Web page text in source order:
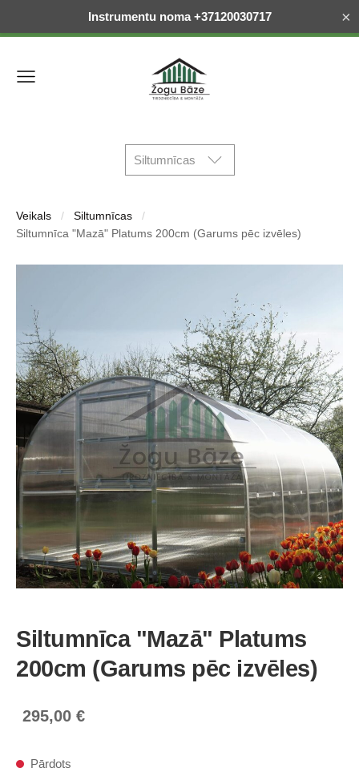
Instrumentu noma +37120030717 ×
Siltumnīcas
Veikals
Siltumnīcas
Siltumnīca "Mazā" Platums 200cm (Garums pēc izvēles)
Siltumnīca "Mazā" Platums
200cm (Garums pēc izvēles)
295,00 €
Pārdots